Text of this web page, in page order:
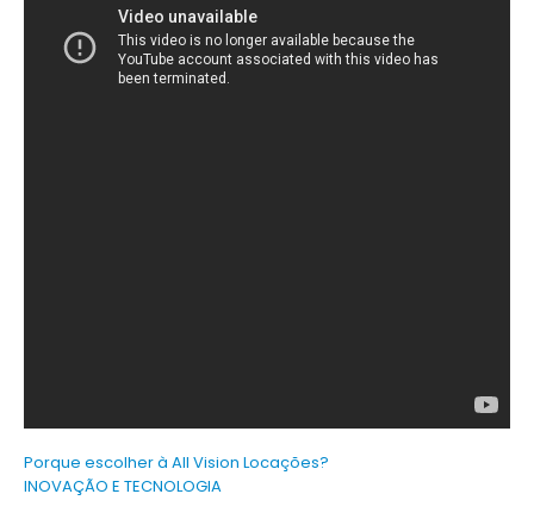
Porque escolher à All Vision Locações?
INOVAÇÃO E TECNOLOGIA